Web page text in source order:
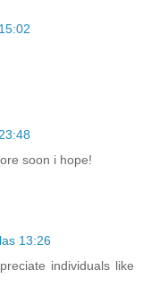
soon i hope!
13:26
individuals like